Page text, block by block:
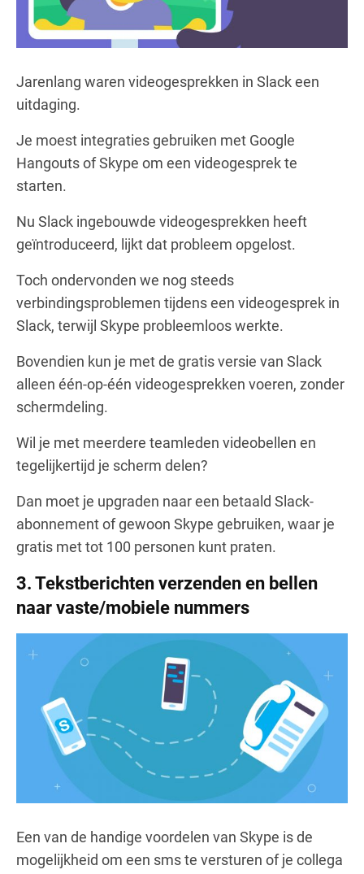
Jarenlang waren videogesprekken in Slack een
uitdaging.
Je moest integraties gebruiken met Google
Hangouts of Skype om een videogesprek te
starten.
Nu Slack ingebouwde videogesprekken heeft
geïntroduceerd, lijkt dat probleem opgelost.
Toch ondervonden we nog steeds
verbindingsproblemen tijdens een videogesprek in
Slack, terwijl Skype probleemloos werkte.
Bovendien kun je met de gratis versie van Slack
alleen één-op-één videogesprekken voeren, zonder
schermdeling.
Wil je met meerdere teamleden videobellen en
tegelijkertijd je scherm delen?
Dan moet je upgraden naar een betaald Slack-
abonnement of gewoon Skype gebruiken, waar je
gratis met tot 100 personen kunt praten.
3. Tekstberichten verzenden en bellen
naar vaste/mobiele nummers
Een van de handige voordelen van Skype is de
mogelijkheid om een sms te versturen of je collega